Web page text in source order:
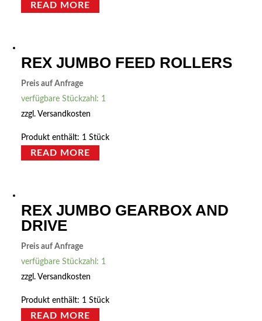
READ MORE
REX JUMBO FEED ROLLERS
Preis auf Anfrage
verfügbare Stückzahl: 1
zzgl.Versandkosten
Produkt enthält: 1Stück
READ MORE
REX JUMBO GEARBOX AND
DRIVE
Preis auf Anfrage
verfügbare Stückzahl: 1
zzgl.Versandkosten
Produkt enthält: 1Stück
READ MORE